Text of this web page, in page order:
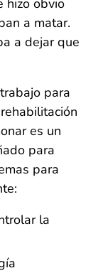
hizo obvio
a matar.
a dejar que
para
es un
para
para
la